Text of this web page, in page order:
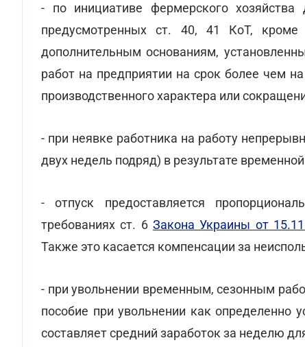
- по инициативе фермерского
предусмотренных ст. 40, 41 КоТ,
дополнительным основаниям,
работ на предприятии на срок более чем
производственного характера или
- при неявке работника на работу
двух недель подряд) в результате
- отпуск предоставляется
требованиях ст. 6 Закона Украины от
Также это касается компенсации за
- при увольнении временным, сезонным
пособие при увольнении как определенно
составляет средний заработок за неделю